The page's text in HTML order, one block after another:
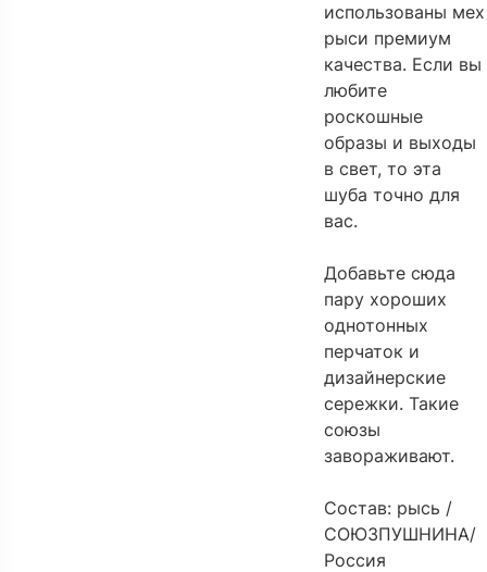
использованы мех
рыси премиум
качества. Если вы
любите
роскошные
образы и выходы
в свет, то эта
шуба точно для
вас.
Добавьте сюда
пару хороших
однотонных
перчаток и
дизайнерские
сережки. Такие
союзы
завораживают.
Состав: рысь /
СОЮЗПУШНИНА/
Россия